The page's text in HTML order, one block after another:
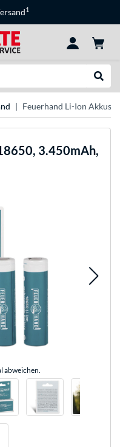
1
Feuerhand Li-Ion Akkus
3.450mAh,
abweichen.